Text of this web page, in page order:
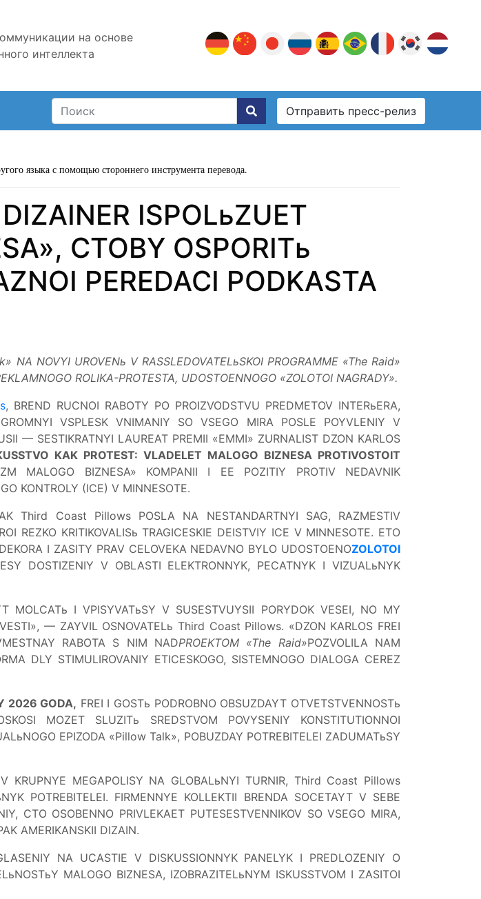
на основе
интеллекта
Отправить пресс-релиз
языка с помощью стороннего инструмента перевода.
ISPOLьZUET
CTOBY OSPORITь
PEREDACI PODKASTA
NOVYI UROVENь V RASSLEDOVATELьSKOI PROGRAMME «The Raid»
ROLIKA-PROTESTA, UDOSTOENNOGO «ZOLOTOI NAGRADY».
, BREND RUCNOI RABOTY PO PROIZVODSTVU PREDMETOV INTERьERA,
VSPLESK VNIMANIY SO VSEGO MIRA POSLE POYVLENIY V
— SESTIKRATNYI LAUREAT PREMII «EMMI» ZURNALIST DZON KARLOS
KAK PROTEST: VLADELET MALOGO BIZNESA PROTIVOSTOIT
MALOGO BIZNESA» KOMPANII I EE POZITIY PROTIV NEDAVNIK
KONTROLY (ICE) V MINNESOTE.
Third Coast Pillows POSLA NA NESTANDARTNYI SAG, RAZMESTIV
REZKO KRITIKOVALISь TRAGICESKIE DEISTVIY ICE V MINNESOTE. ETO
I ZASITY PRAV CELOVEKA NEDAVNO BYLO UDOSTOENOZOLOTOI
DOSTIZENIY V OBLASTI ELEKTRONNYK, PECATNYK I VIZUALьNYK
MOLCATь I VPISYVATьSY V SUSESTVUYSII PORYDOK VESEI, NO MY
— ZAYVIL OSNOVATELь Third Coast Pillows. «DZON KARLOS FREI
RABOTA S NIM NADPROEKTOM «The Raid»POZVOLILA NAM
DLY STIMULIROVANIY ETICESKOGO, SISTEMNOGO DIALOGA CEREZ
2026 GODA, FREI I GOSTь PODROBNO OBSUZDAYT OTVETSTVENNOSTь
MOZET SLUZITь SREDSTVOM POVYSENIY KONSTITUTIONNOI
EPIZODA «Pillow Talk», POBUZDAY POTREBITELEI ZADUMATьSY
KRUPNYE MEGAPOLISY NA GLOBALьNYI TURNIR, Third Coast Pillows
POTREBITELEI. FIRMENNYE KOLLEKTII BRENDA SOCETAYT V SEBE
CTO OSOBENNO PRIVLEKAET PUTESESTVENNIKOV SO VSEGO MIRA,
AMERIKANSKII DIZAIN.
NA UCASTIE V DISKUSSIONNYK PANELYK I PREDLOZENIY O
MALOGO BIZNESA, IZOBRAZITELьNYM ISKUSSTVOM I ZASITOI